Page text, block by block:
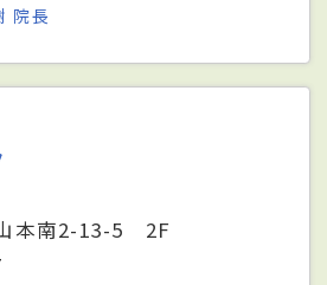
院長
本南2-13-5 2F